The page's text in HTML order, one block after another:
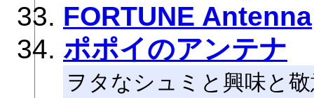
FORTUNE Antenna
ポポイのアンテナ
ヲタなシュミと興味と